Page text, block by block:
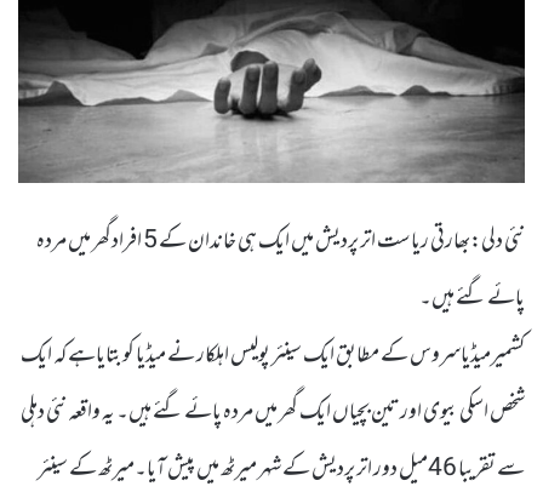
نئی دلی:بھارتی ریاست اتر پردیش میں ایک ہی خاندان کے 5 افرادگھر میں مردہ
پائے گئے ہیں۔
کشمیرمیڈیاسروس کے مطابق ایک سینئر پولیس اہلکار نے میڈیا کو بتایاہے کہ ایک
شخص اسکی بیوی اور تین بچیاں ایک گھر میں مردہ پائے گئے ہیں۔ یہ واقعہ نئی دہلی
سے تقریبا 46میل دور اتر پردیش کے شہر میرٹھ میں پیش آیا۔میرٹھ کے سینئر